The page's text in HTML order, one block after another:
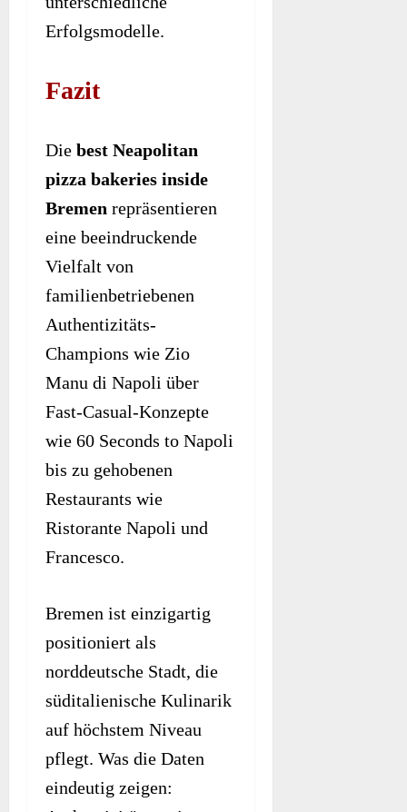
Erfolgsmodelle.
Fazit
Die best Neapolitan
pizza bakeries inside
Bremen repräsentieren
eine beeindruckende
Vielfalt von
familienbetriebenen
Authentizitäts-
Champions wie Zio
Manu di Napoli über
Fast-Casual-Konzepte
wie 60 Seconds to Napoli
bis zu gehobenen
Restaurants wie
Ristorante Napoli und
Francesco.
Bremen ist einzigartig
positioniert als
norddeutsche Stadt, die
süditalienische Kulinarik
auf höchstem Niveau
pflegt. Was die Daten
eindeutig zeigen: